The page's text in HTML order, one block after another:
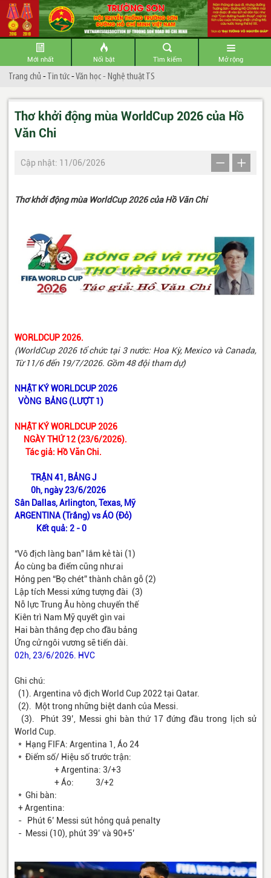
Mới nhất Nổi bật Tìm kiếm Mở rộng
Trang chủ -Tin tức-Văn học - Nghệ thuật TS
Thơ khởi động mùa WorldCup 2026 của Hồ
Văn Chi
Cập nhật: 11/06/2026
Thơ khởi động mùa WorldCup 2026 của Hồ Văn Chi
WORLDCUP 2026.
(WorldCup 2026 tổ chức tại 3 nước: Hoa Kỳ, Mexico và Canada,
Từ 11/6 đến 19/7/2026. Gồm 48 độitham dự)
NHẬT KÝ WORLDCUP 2026
VÒNG BẢNG (LƯỢT 1)
NHẬT KÝ WORLDCUP 2026
NGÀY THỨ 12 (23/6/2026).
Tác giả: Hồ Văn Chi.
TRẬN 41, BẢNG J
0h, ngày 23/6/2026
Sân Dallas, Arlington, Texas, Mỹ
ARGENTINA (Trắng) vs ÁO (Đỏ)
Kết quả: 2 - 0
“Vô địch làng ban” lắm kẻ tài (1)
Áo cùng ba điểm cũng như ai
Hỏng pen “Bọ chét” thành chân gỗ (2)
Lập tích Messi xứng tượng đài (3)
Nỗ lực Trung Âu hòng chuyển thế
Kiên trì Nam Mỹ quyết gìn vai
Hai bàn thắng đẹp cho đầu bảng
Ứng cử ngôi vương sẽ tiến dài.
02h, 23/6/2026. HVC
Ghi chú:
(1). Argentina vô địch World Cup 2022 tại Qatar.
(2). Một trong những biệt danh của Messi.
(3). Phút 39’, Messi ghi bàn thứ 17 đứng đầu trong lịch sử
World Cup.
* Hạng FIFA: Argentina 1, Áo 24
* Điểm số/ Hiệu số trước trận:
+ Argentina: 3/+3
+ Áo: 3/+2
* Ghi bàn:
+ Argentina:
- Phút 6’ Messi sút hỏng quả penalty
- Messi (10), phút 39’ và 90+5’